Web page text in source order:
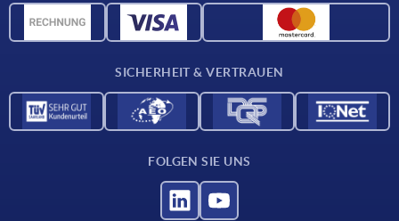
CAD-Daten
SICHERHEIT & VERTRAUEN
FOLGEN SIE UNS